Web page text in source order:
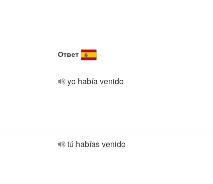
Ответ
yo había venido
tú habías venido